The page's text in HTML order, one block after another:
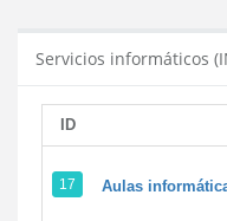
Servicios informáticos
ID
17 Aulas